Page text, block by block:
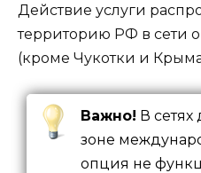
Действие услуги
территорию РФ в сети
(кроме Чукотки и
Важно! В сетях
зоне
опция не